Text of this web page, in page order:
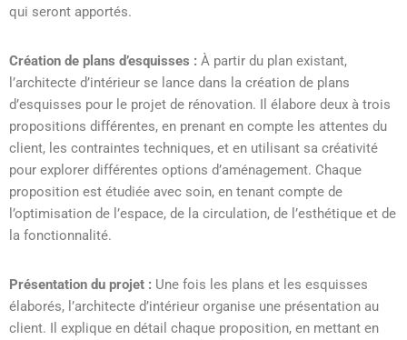
qui seront apportés.
Création de plans d’esquisses : À partir du plan existant,
l’architecte d’intérieur se lance dans la création de plans
d’esquisses pour le projet de rénovation. Il élabore deux à trois
propositions différentes, en prenant en compte les attentes du
client, les contraintes techniques, et en utilisant sa créativité
pour explorer différentes options d’aménagement. Chaque
proposition est étudiée avec soin, en tenant compte de
l’optimisation de l’espace, de la circulation, de l’esthétique et de
la fonctionnalité.
Présentation du projet : Une fois les plans et les esquisses
élaborés, l’architecte d’intérieur organise une présentation au
client. Il explique en détail chaque proposition, en mettant en